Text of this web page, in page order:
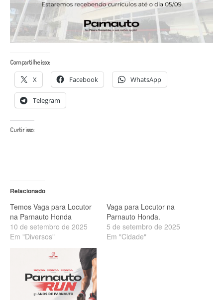
Compartilhe isso:
X Facebook WhatsApp
Telegram
Curtir isso:
Relacionado
Temos Vaga para Locutor
na Parnauto Honda
10 de setembro de 2025
Em "Diversos"
Vaga para Locutor na
Parnauto Honda.
5 de setembro de 2025
Em "Cidade"